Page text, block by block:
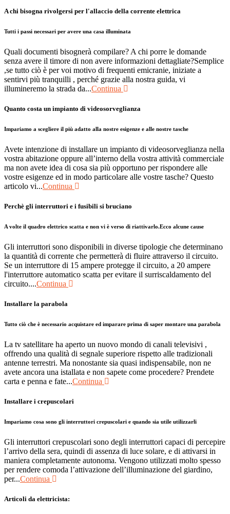
A chi bisogna rivolgersi per l'allaccio della corrente elettrica
Tutti i passi necessari per avere una casa illuminata
Quali documenti bisognerà compilare? A chi porre le domande
senza avere il timore di non avere informazioni dettagliate?Semplice
,se tutto ciò è per voi motivo di frequenti emicranie, iniziate a
sentirvi più tranquilli , perché grazie alla nostra guida, vi
illumineremo la strada da...Continua
Quanto costa un impianto di videosorveglianza
Impariamo a scegliere il più adatto alla nostre esigenze e alle nostre tasche
Avete intenzione di installare un impianto di videosorveglianza nella
vostra abitazione oppure all’interno della vostra attività commerciale
ma non avete idea di cosa sia più opportuno per rispondere alle
vostre esigenze ed in modo particolare alle vostre tasche? Questo
articolo vi...Continua
Perchè gli interruttori e i fusibili si bruciano
A volte il quadro elettrico scatta e non vi è verso di riattivarlo.Ecco alcune cause
Gli interruttori sono disponibili in diverse tipologie che determinano
la quantità di corrente che permetterà di fluire attraverso il circuito.
Se un interruttore di 15 ampere protegge il circuito, a 20 ampere
l'interruttore automatico scatta per evitare il surriscaldamento del
circuito....Continua
Installare la parabola
Tutto ciò che è necessario acquistare ed imparare prima di saper montare una parabola
La tv satellitare ha aperto un nuovo mondo di canali televisivi ,
offrendo una qualità di segnale superiore rispetto alle tradizionali
antenne terrestri. Ma nonostante sia quasi indispensabile, non ne
avete ancora una istallata e non sapete come procedere? Prendete
carta e penna e fate...Continua
Installare i crepuscolari
Impariamo cosa sono gli interruttori crepuscolari e quando sia utile utilizzarli
Gli interruttori crepuscolari sono degli interruttori capaci di percepire
l’arrivo della sera, quindi di assenza di luce solare, e di attivarsi in
maniera completamente autonoma. Vengono utilizzati molto spesso
per rendere comoda l’attivazione dell’illuminazione del giardino,
per...Continua
Articoli da elettricista: